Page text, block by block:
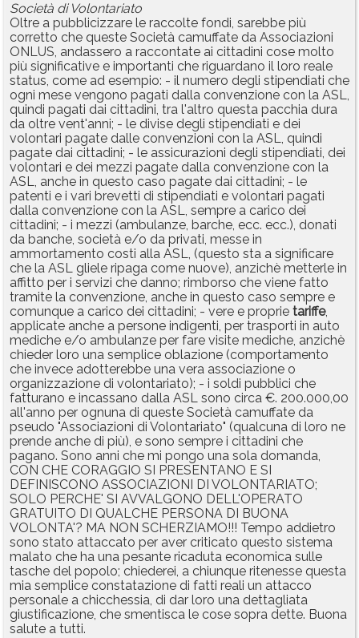
Società di Volontariato
Oltre a pubblicizzare le raccolte fondi, sarebbe più
corretto che queste Società camuffate da Associazioni
ONLUS, andassero a raccontate ai cittadini cose molto
più significative e importanti che riguardano il loro reale
status, come ad esempio: - il numero degli stipendiati che
ogni mese vengono pagati dalla convenzione con la ASL,
quindi pagati dai cittadini, tra l'altro questa pacchia dura
da oltre vent'anni; - le divise degli stipendiati e dei
volontari pagate dalle convenzioni con la ASL, quindi
pagate dai cittadini; - le assicurazioni degli stipendiati, dei
volontari e dei mezzi pagate dalla convenzione con la
ASL, anche in questo caso pagate dai cittadini; - le
patenti e i vari brevetti di stipendiati e volontari pagati
dalla convenzione con la ASL, sempre a carico dei
cittadini; - i mezzi (ambulanze, barche, ecc. ecc.), donati
da banche, società e/o da privati, messe in
ammortamento costi alla ASL, (questo sta a significare
che la ASL gliele ripaga come nuove), anzichè metterle in
affitto per i servizi che danno; rimborso che viene fatto
tramite la convenzione, anche in questo caso sempre e
comunque a carico dei cittadini; - vere e proprie tariffe,
applicate anche a persone indigenti, per trasporti in auto
mediche e/o ambulanze per fare visite mediche, anzichè
chieder loro una semplice oblazione (comportamento
che invece adotterebbe una vera associazione o
organizzazione di volontariato); - i soldi pubblici che
fatturano e incassano dalla ASL sono circa €. 200.000,00
all'anno per ognuna di queste Società camuffate da
pseudo "Associazioni di Volontariato" (qualcuna di loro ne
prende anche di più), e sono sempre i cittadini che
pagano. Sono anni che mi pongo una sola domanda,
CON CHE CORAGGIO SI PRESENTANO E SI
DEFINISCONO ASSOCIAZIONI DI VOLONTARIATO;
SOLO PERCHE' SI AVVALGONO DELL'OPERATO
GRATUITO DI QUALCHE PERSONA DI BUONA
VOLONTA'? MA NON SCHERZIAMO!!! Tempo addietro
sono stato attaccato per aver criticato questo sistema
malato che ha una pesante ricaduta economica sulle
tasche del popolo; chiederei, a chiunque ritenesse questa
mia semplice constatazione di fatti reali un attacco
personale a chicchessia, di dar loro una dettagliata
giustificazione, che smentisca le cose sopra dette. Buona
salute a tutti.